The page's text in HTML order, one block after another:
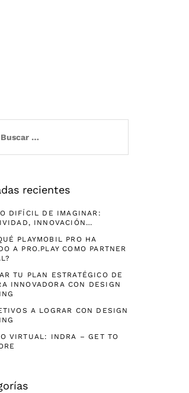
recientes
DIFÍCIL DE IMAGINAR:
INNOVACIÓN…
PLAYMOBIL PRO HA
A PRO.PLAY COMO PARTNER
TU PLAN ESTRATÉGICO DE
INNOVADORA CON DESIGN
A LOGRAR CON DESIGN
VIRTUAL: INDRA – GET TO